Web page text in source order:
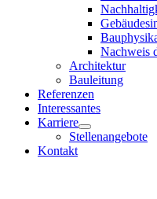
Nachweis
Architektur
Bauleitung
Referenzen
Interessantes
Karriere
Stellenangebote
Kontakt